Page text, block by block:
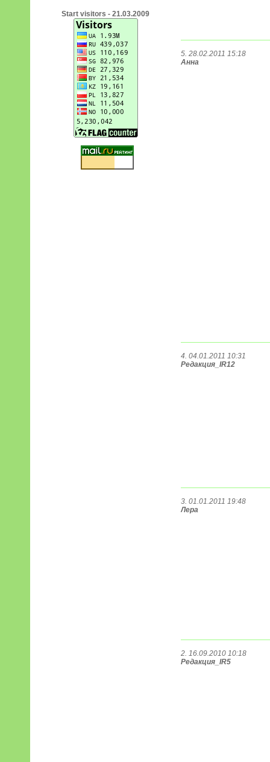
Start visitors - 21.03.2009
5. 28.02.2011 15:18
Анна
4. 04.01.2011 10:31
Редакция_IR12
3. 01.01.2011 19:48
Лера
2. 16.09.2010 10:18
Редакция_IR5